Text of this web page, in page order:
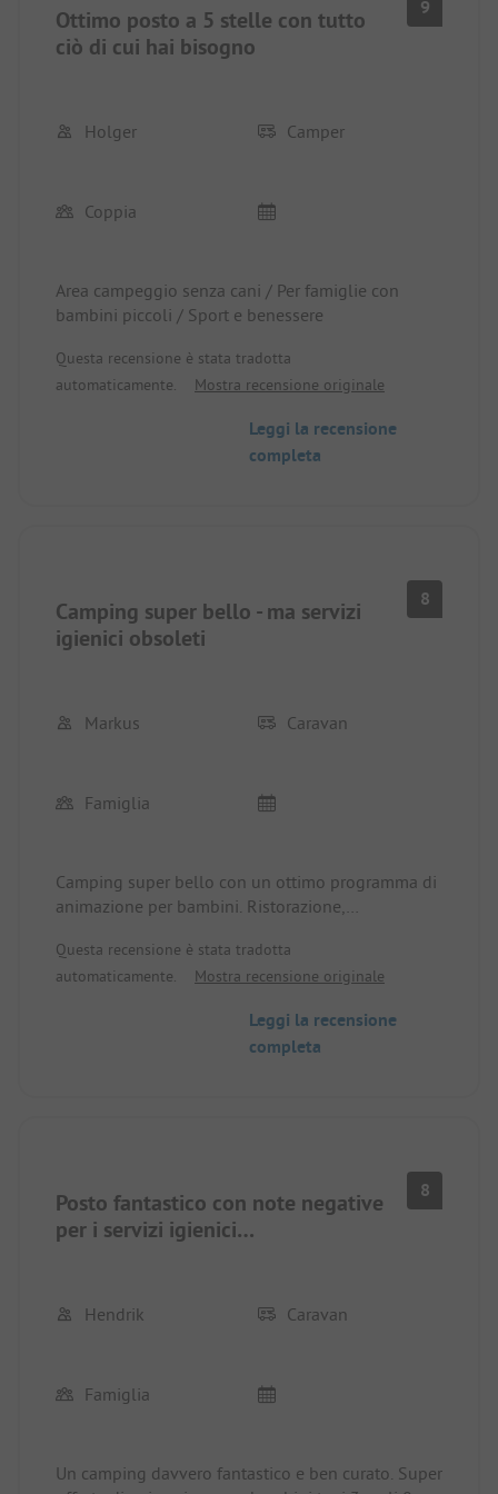
Ottimo posto a 5 stelle con tutto
ciò di cui hai bisogno
9
Holger Camper
Coppia
Area campeggio senza cani / Per famiglie con
bambini piccoli / Sport e benessere
Questa recensione è stata tradotta
automaticamente.
Mostra recensione originale
Leggi la recensione
completa
Camping super bello - ma servizi
igienici obsoleti
8
Markus Caravan
Famiglia
Camping super bello con un ottimo programma di
animazione per bambini. Ristorazione,
Unica nota negativa: i servizi igienici sono molto
vecchi e inadeguati per un posto a 5 stelle. Anche
scarsa. Questo per questo prezzo è decisamente
troppo scarso e non giustifica mai 5 stelle! Se
Questa recensione è stata tradotta
automaticamente.
Mostra recensione originale
Leggi la recensione
completa
Posto fantastico con note negative
per i servizi igienici…
8
Hendrik Caravan
Famiglia
Un camping davvero fantastico e ben curato. Super